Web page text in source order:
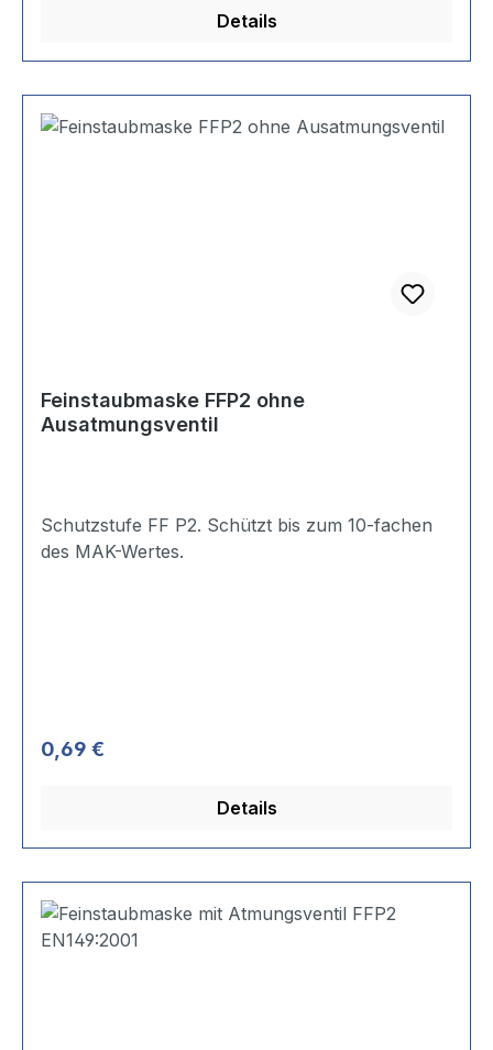
Details
Feinstaubmaske FFP2 ohne
Ausatmungsventil
Schutzstufe FF P2. Schützt bis zum 10-fachen
Regulärer Preis:
0,69 €
Details